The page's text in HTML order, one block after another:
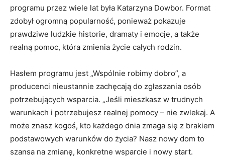
programu przez wiele lat była Katarzyna Dowbor. Format
zdobył ogromną popularność, ponieważ pokazuje
prawdziwe ludzkie historie, dramaty i emocje, a także
realną pomoc, która zmienia życie całych rodzin.
Hasłem programu jest „Wspólnie robimy dobro”, a
producenci nieustannie zachęcają do zgłaszania osób
potrzebujących wsparcia. „Jeśli mieszkasz w trudnych
warunkach i potrzebujesz realnej pomocy – nie zwlekaj. A
może znasz kogoś, kto każdego dnia zmaga się z brakiem
podstawowych warunków do życia? Nasz nowy dom to
szansa na zmianę, konkretne wsparcie i nowy start.